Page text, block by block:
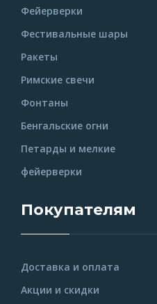
Фейерверки
Фестивальные шары
Ракеты
Римские свечи
Фонтаны
Бенгальские огни
Петарды и мелкие
фейерверки
Покупателям
Доставка и оплата
Акции и скидки